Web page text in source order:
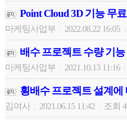
Point Cloud 3D 기능 무
마케팅사업부 2022.08.22 16:05
배수 프로젝트 수량 기능
마케팅사업부 2021.10.13 11:16
횡배수 프로젝트 설계
김여사 2021.06.15 11:42 조회